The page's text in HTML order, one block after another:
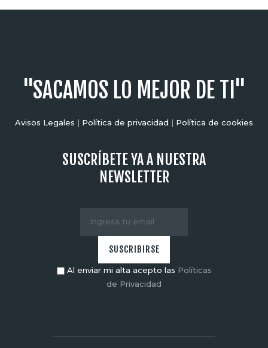
"SACAMOS LO MEJOR DE TI"
Avisos Legales | Política de privacidad | Política de cookies
SUSCRÍBETE YA A NUESTRA
NEWSLETTER
Al enviar mi alta acepto las Políticas
de Privacidad